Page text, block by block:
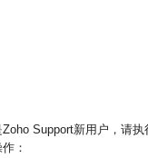
Support新用户，请执
：